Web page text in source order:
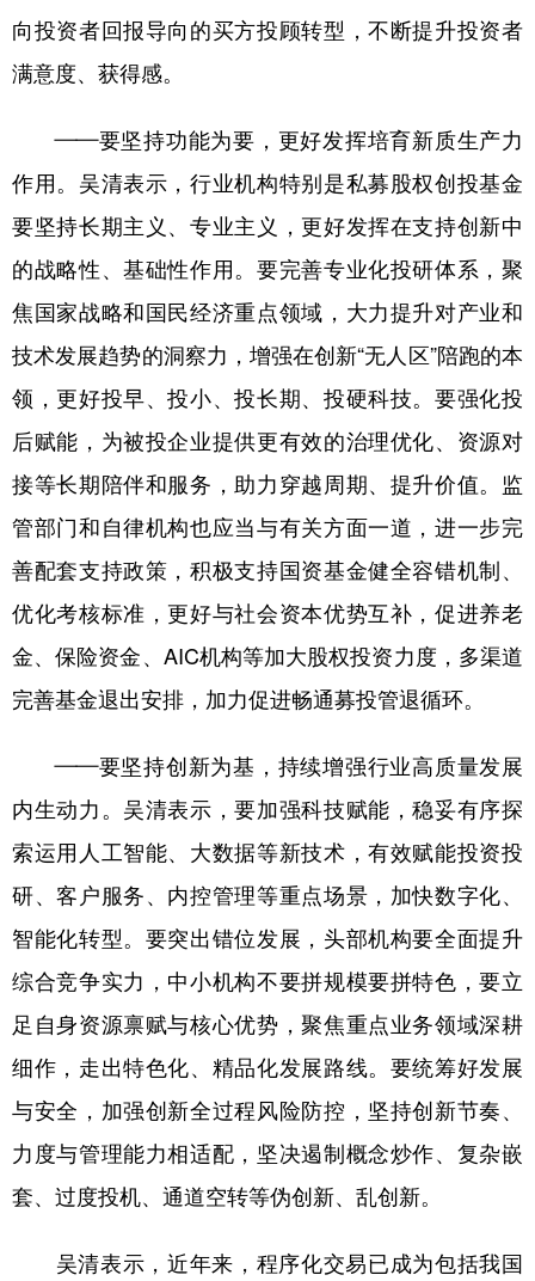
向投资者回报导向的买方投顾转型，不断提升投资者
满意度、获得感。
——要坚持功能为要，更好发挥培育新质生产力
作用。吴清表示，行业机构特别是私募股权创投基金
要坚持长期主义、专业主义，更好发挥在支持创新中
的战略性、基础性作用。要完善专业化投研体系，聚
焦国家战略和国民经济重点领域，大力提升对产业和
技术发展趋势的洞察力，增强在创新“无人区”陪跑的本
领，更好投早、投小、投长期、投硬科技。要强化投
后赋能，为被投企业提供更有效的治理优化、资源对
接等长期陪伴和服务，助力穿越周期、提升价值。监
管部门和自律机构也应当与有关方面一道，进一步完
善配套支持政策，积极支持国资基金健全容错机制、
优化考核标准，更好与社会资本优势互补，促进养老
金、保险资金、AIC机构等加大股权投资力度，多渠道
完善基金退出安排，加力促进畅通募投管退循环。
——要坚持创新为基，持续增强行业高质量发展
内生动力。吴清表示，要加强科技赋能，稳妥有序探
索运用人工智能、大数据等新技术，有效赋能投资投
研、客户服务、内控管理等重点场景，加快数字化、
智能化转型。要突出错位发展，头部机构要全面提升
综合竞争实力，中小机构不要拼规模要拼特色，要立
足自身资源禀赋与核心优势，聚焦重点业务领域深耕
细作，走出特色化、精品化发展路线。要统筹好发展
与安全，加强创新全过程风险防控，坚持创新节奏、
力度与管理能力相适配，坚决遏制概念炒作、复杂嵌
套、过度投机、通道空转等伪创新、乱创新。
吴清表示，近年来，程序化交易已成为包括我国